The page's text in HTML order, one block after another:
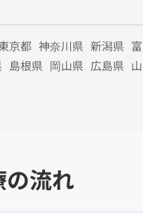
京都 神奈川県 新潟県
島根県 岡山県 広島県
の流れ